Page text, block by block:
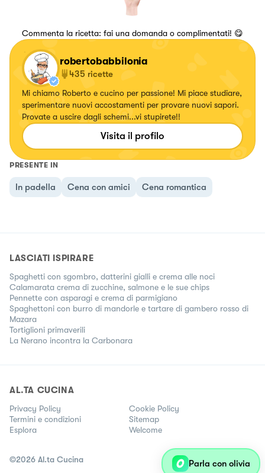
Commenta la ricetta: fai una domanda o complimentati! 😋
robertobabbilonia
435 ricette
Mi chiamo Roberto e cucino per passione! Mi piace studiare,
sperimentare nuovi accostamenti per provare nuovi sapori.
Provate a uscire dagli schemi...vi stupirete!!
Visita il profilo
PRESENTE IN
In padella Cena con amici Cena romantica
LASCIATI ISPIRARE
Spaghetti con sgombro, datterini gialli e crema alle noci
Calamarata crema di zucchine, salmone e le sue chips
Pennette con asparagi e crema di parmigiano
Spaghettoni con burro di mandorle e tartare di gambero rosso di
Mazara
Tortiglioni primaverili
La Nerano incontra la Carbonara
AL.TA CUCINA
Privacy Policy
Cookie Policy
Termini e condizioni
Sitemap
Esplora
Welcome
©2026 Al.ta Cucina Parla con olivia